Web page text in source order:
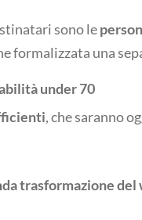
sono le
formalizzata una
under 70
, che saranno
trasformazione